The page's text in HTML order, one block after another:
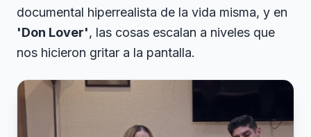
documental hiperrealista de la vida misma, y en
'Don Lover', las cosas escalan a niveles que
nos hicieron gritar a la pantalla.